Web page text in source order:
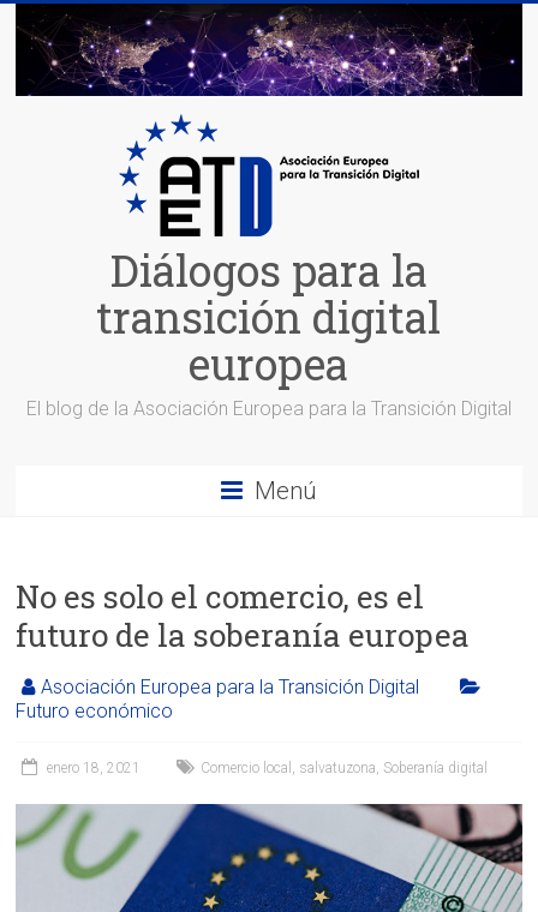
Saltar
contenido
Diálogos para la
transición digital
europea
El blog de la Asociación Europea para la Transición Digital
Menú
No es solo el comercio, es el
futuro de la soberanía europea
Asociación Europea para la Transición Digital
Futuro económico
enero 18, 2021 Comercio local salvatuzona Soberanía digital